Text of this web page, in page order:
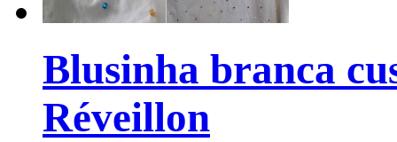
Blusinha branca
Réveillon